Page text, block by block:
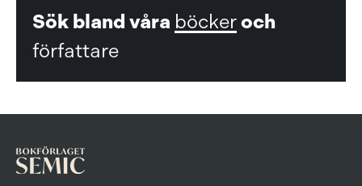
Sök bland våra böckeroch
författare